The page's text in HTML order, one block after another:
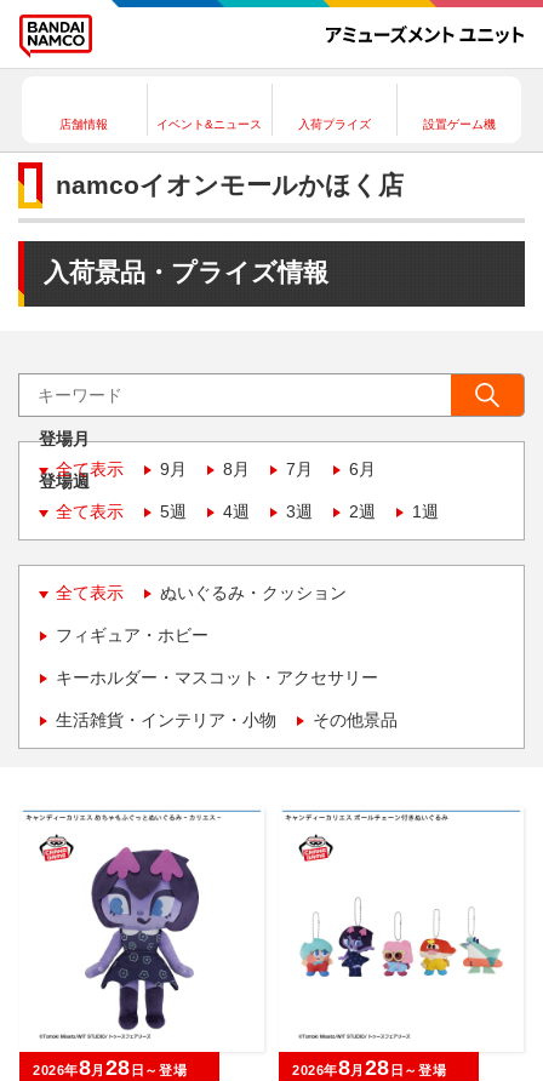
店舗情報 イベント&ニュース 入荷プライズ 設置ゲーム機
namcoイオンモールかほく店
入荷景品・プライズ情報
登場月
全て表示
9月 8月 7月 6月
登場週
全て表示
5週 4週 3週 2週 1週
全て表示 ぬいぐるみ・クッション
フィギュア・ホビー
キーホルダー・マスコット・アクセサリー
生活雑貨・インテリア・小物 その他景品
2026年8月 28 日～登場 2026年8月 28 日～登場